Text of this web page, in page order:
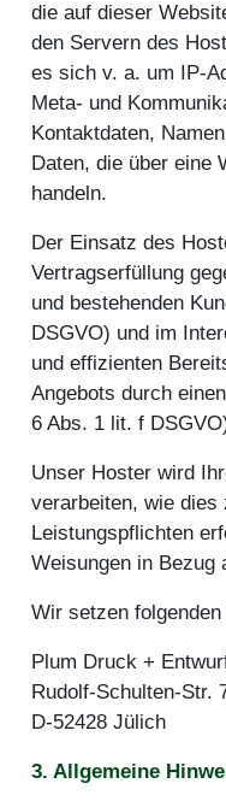
die auf dieser
den Servern des
es sich v. a. um IP-
Meta- und
Kontaktdaten,
Daten, die über eine
handeln.
Der Einsatz des
Vertragserfüllung
und bestehenden
DSGVO) und im
und effizienten
Angebots durch
6 Abs. 1 lit. f
Unser Hoster wird
verarbeiten, wie dies
Leistungspflichten
Weisungen in Bezug
Wir setzen
Plum Druck +
Rudolf-Schulten-Str.
D-52428 Jülich
3. Allgemeine